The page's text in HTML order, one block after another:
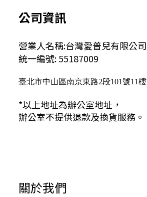
公司資訊
營業人名稱:台灣愛普兒有限公司
統一編號: 55187009
臺北市中山區南京東路2段101號11樓
*以上地址為辦公室地址，
辦公室不提供退款及換貨服務。
關於我們